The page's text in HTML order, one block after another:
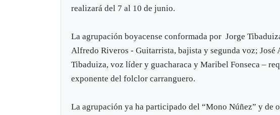
realizará del 7 al 10 de junio.
La agrupación boyacense conformada por Jorge
Alfredo Riveros - Guitarrista, bajista y segunda voz; José
Tibaduiza, voz líder y guacharaca y Maribel Fonseca –
exponente del folclor carranguero.
La agrupación ya ha participado del “Mono Núñez” y de